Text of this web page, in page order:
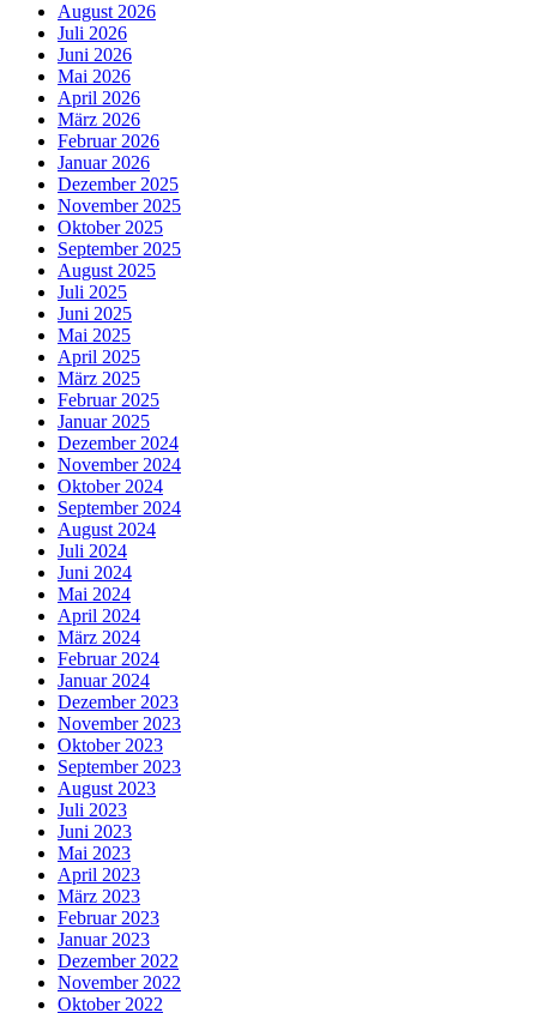
August 2026
Juli 2026
Juni 2026
Mai 2026
April 2026
März 2026
Februar 2026
Januar 2026
Dezember 2025
November 2025
Oktober 2025
September 2025
August 2025
Juli 2025
Juni 2025
Mai 2025
April 2025
März 2025
Februar 2025
Januar 2025
Dezember 2024
November 2024
Oktober 2024
September 2024
August 2024
Juli 2024
Juni 2024
Mai 2024
April 2024
März 2024
Februar 2024
Januar 2024
Dezember 2023
November 2023
Oktober 2023
September 2023
August 2023
Juli 2023
Juni 2023
Mai 2023
April 2023
März 2023
Februar 2023
Januar 2023
Dezember 2022
November 2022
Oktober 2022